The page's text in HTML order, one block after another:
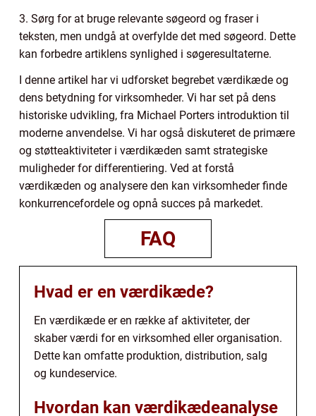
3. Sørg for at bruge relevante søgeord og fraser i
teksten, men undgå at overfylde det med søgeord. Dette
kan forbedre artiklens synlighed i søgeresultaterne.
I denne artikel har vi udforsket begrebet værdikæde og
dens betydning for virksomheder. Vi har set på dens
historiske udvikling, fra Michael Porters introduktion til
moderne anvendelse. Vi har også diskuteret de primære
og støtteaktiviteter i værdikæden samt strategiske
muligheder for differentiering. Ved at forstå
værdikæden og analysere den kan virksomheder finde
konkurrencefordele og opnå succes på markedet.
FAQ
Hvad er en værdikæde?
En værdikæde er en række af aktiviteter, der
skaber værdi for en virksomhed eller organisation.
Dette kan omfatte produktion, distribution, salg
og kundeservice.
Hvordan kan værdikædeanalyse